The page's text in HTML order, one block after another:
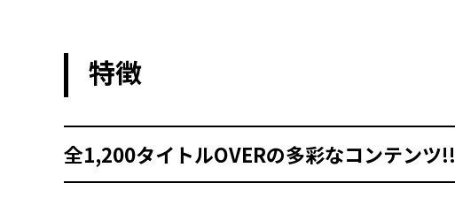
特徴
全1,200タイトルOVERの多彩なコンテンツ!!